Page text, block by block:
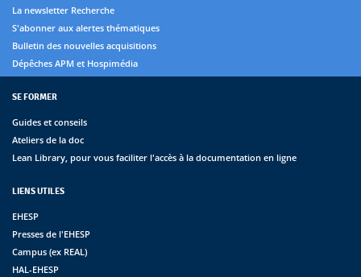
La newsletter Recherche
S'abonner aux alertes thématiques
Bulletin des nouvelles acquisitions
Dépêches APM et Hospimédia
SE FORMER
Guides et conseils
Ateliers de la doc
Lean Library, pour vous faciliter l'accès à la documentation en ligne
LIENS UTILES
EHESP
Presses de l'EHESP
Campus (ex REAL)
HAL-EHESP